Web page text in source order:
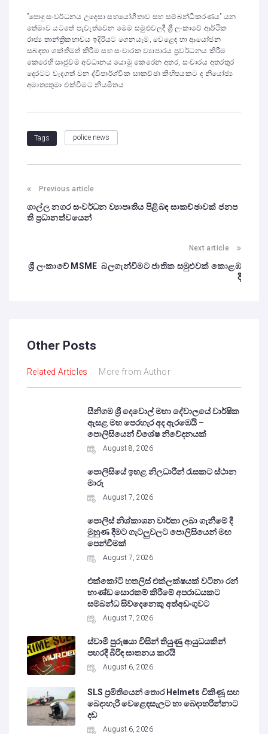
​”පොදු සංවර්ධනය උදෙසා සහයෝගීතාව සහ සම්බන්ධීකරණය” යන
තේමාව යටතේ පැවැත්වෙන මෙම සමුළුවලදී ශ්‍රී ලංකාවේ ආර්ථික
රාජ්‍ය තාන්ත්‍රිකභාවය ඉදිරියට ගෙනයෑම, වෙළෙඳ හා ආයෝජන
සබඳතා ශක්තිමත් කිරීම සහ සංචාරක ව්‍යාපාරය ප්‍රවර්ධනය කිරීම
කෙරෙහි සෘජුවම අවධානය යොමු කෙරෙන අතර, සංචාරය අතරතුර
දෙරටට වැදගත් වන ද්විපාර්ශ්වික සාකච්ඡා කිහිපයකට ද නියෝජ්‍ය
අමාත්‍යතුමා එක්වීමට නියමිතය
Tags police news
Previous article
ගාල්ල නගර සංවර්ධන ව්‍යාපෘතිය පිළිබඳ සාකච්ඡාවක් ජනප
ති ප්‍රධානත්වයෙන්
Next article
ශ්‍රී ලංකාවේ MSME බලගැන්වීමට ජාතික සමුළුවක් කොළඹ
දී
Other Posts
Related Articles More from Author
සීනිගම ශ්‍රී දෙවොල් මහා දේවාලයේ වාර්ෂික
ඇසළ මහ පෙරහැර අද ඇරඹෙයි –
පොලිසියෙන් විශේෂ නිවේදනයක්
August 8, 2026
පොලිසියේ ඉහළ නිලධාරීන් රැසකට ස්ථාන
මාරු
August 7, 2026
පොලිස් නිශ්කාශන වාර්තා ලබා ගැනීමේ දී
මුහුණ දීමට ගැටලුවලට පොලිසියෙන් මඟ
පෙන්වීමක්
August 7, 2026
එක්කෝටි හතලිස් එක්ලක්ෂයක් වටිනා රන්
භාණ්ඩ සොරකම් කිරීමේ අපරාධයකට
සම්බන්ධ සිව්දෙනෙකු අත්අඩංගුවට
August 7, 2026
ස්වාමි පුරුෂයා විසින් තියුණු ආයුධයකින්
පහරදී බිරිඳ ඝාතනය කරයි
August 6, 2026
SLS ප්‍රමිතියෙන් තොර Helmets විකිණූ සහ
බෙදාහැරි වෙළෙඳසැලට හා බෙදාහරින්නාට
දඩ
August 6, 2026